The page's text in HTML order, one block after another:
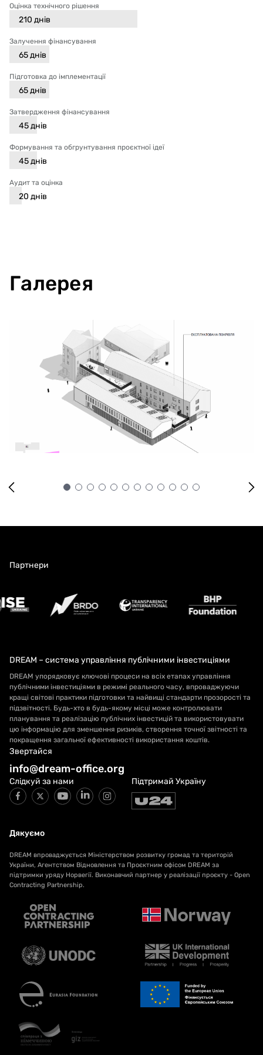
Оцінка технічного рішення
210 днів
Залучення фінансування
65днів
Підготовка до імплементації
65днів
Затвердження фінансування
45днів
Формування та обгрунтування проєктної ідеї
45днів
Аудит та оцінка
20 днів
Галерея
Партнери
DREAM – система управління публічними інвестиціями
DREAM упорядковує ключові процеси на всіх етапах управління
публічними інвестиціями в режимі реального часу, впроваджуючи
кращі світові практики підготовки та найвищі стандарти прозорості та
підзвітності. Будь-хто в будь-якому місці може контролювати
планування та реалізацію публічних інвестицій та використовувати
цю інформацію для зменшення ризиків, створення точної звітності та
покращення загальної ефективності використання коштів.
Звертайся
info@dream-office.org
Слідкуй за нами Підтримай Україну
Дякуємо
DREAM впроваджується Міністерством розвитку громад та територій
України, Агентством Відновлення та Проєктним офісом DREAM за
підтримки уряду Норвегії. Виконавчий партнер у реалізації проєкту - Open
Contracting Partnership.